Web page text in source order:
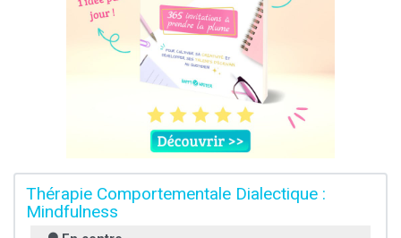
Thérapie Comportementale Dialectique :
Mindfulness